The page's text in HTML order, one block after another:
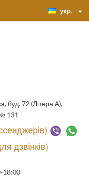
укр.
буд. 72 (Літера А),
131
дзвінків)
18:00